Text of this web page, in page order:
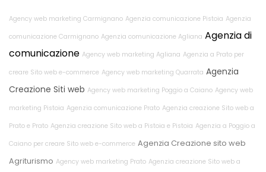
Agency web marketing Carmignano Agenzia comunicazione Pistoia Agenzia
comunicazione Carmignano Agenzia comunicazione Agliana Agenzia di
comunicazione Agency web marketing Agliana Agenzia a Prato per
creare Sito web e-commerce Agency web marketing Quarrata Agenzia
Creazione Siti web Agency web marketing Poggio a Caiano Agency web
marketing Pistoia Agenzia comunicazione Prato Agenzia creazione Sito web a
Prato e Prato Agenzia creazione Sito web a Pistoia e Pistoia Agenzia a Poggio a
Caiano per creare Sito web e-commerce Agenzia Creazione sito web
Agriturismo Agency web marketing Prato Agenzia creazione Sito web a